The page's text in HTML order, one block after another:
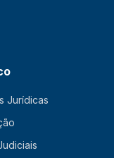
Jurídicas